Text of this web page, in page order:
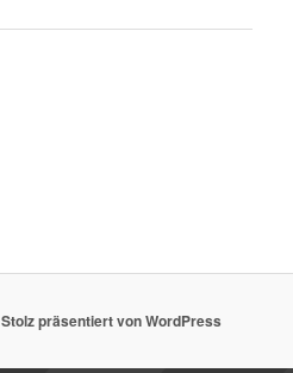
Stolz präsentiert von WordPress